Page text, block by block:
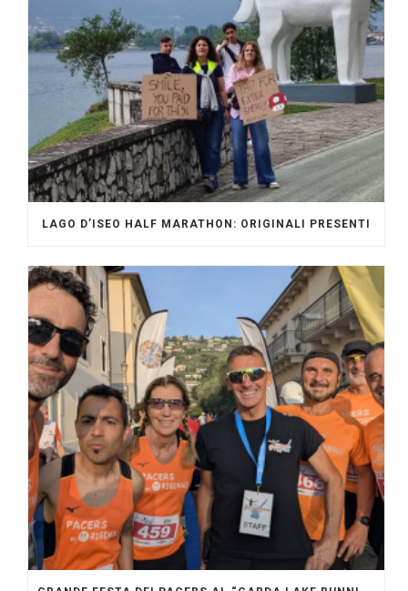
LAGO D’ISEO HALF MARATHON: ORIGINALI PRESENTI